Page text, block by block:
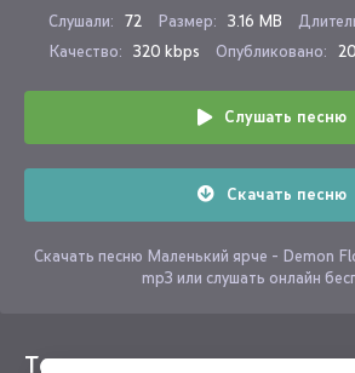
Слушали: 72 Размер: 3.16 MB
Качество: 320 kbps Опубликовано:
Слушать песню
Скачать песню
Скачать песню Маленький ярче - Demon
mp3 или слушать онлайн
Текст песни